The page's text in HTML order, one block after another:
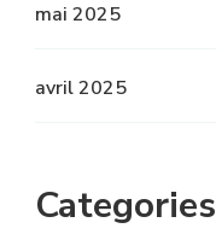
mai 2025
avril 2025
Categories